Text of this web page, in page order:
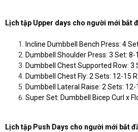
Lịch tập Upper days cho người mới bắt
Incline Dumbbell Bench Press: 4
Dumbbell Shoulder Press: 3 Set: 8-
Dumbbell Chest Supported Row: 3
Dumbbell Chest Fly: 2 Sets: 12-15
Dumbbell Lateral Raise: 2 Sets: 12-
Super Set: Dumbbell Bicep Curl x
Lịch tập Push Days cho người mới bắt